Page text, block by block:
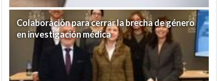
Colaboración para cerrar la brecha de género
en investigación médica